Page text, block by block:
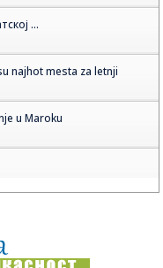
...
najhot mesta za letnji
u Maroku